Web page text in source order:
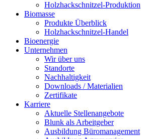
Holzhackschnitzel-Produktion
Biomasse
Produkte Überblick
Holzhackschnitzel-Handel
Bioenergie
Unternehmen
Wir über uns
Standorte
Nachhaltigkeit
Downloads / Materialien
Zertifikate
Karriere
Aktuelle Stellenangebote
Blunk als Arbeitgeber
Ausbildung Büromanagement